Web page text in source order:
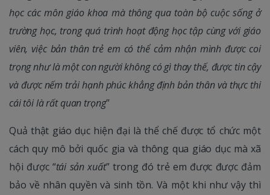
học các môn giáo khoa mà thông qua toàn bộ cuộc sống ở
trường học, trong quá trình hoạt động học tập cùng với giáo
viên, việc bản thân trẻ em có thể cảm nhận mình được coi
trọng như là một con người không có gì thay thế, được tin cậy
và được nếm trải hạnh phúc khẳng định bản thân và thực thi
cái tôi là rất quan trọng”
Quả thật giáo dục hiện đại là thể chế được tổ chức một
cách quy mô bởi quốc gia và thông qua giáo dục mà xã
hội được “tái sản xuất” trong đó trẻ em được được đảm
bảo về nhân quyền và sinh tồn. Và một khi như vậy thì